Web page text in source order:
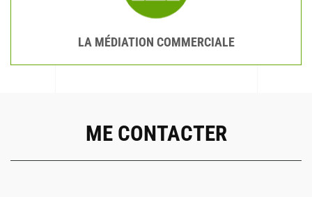
LA MÉDIATION COMMERCIALE
ME CONTACTER